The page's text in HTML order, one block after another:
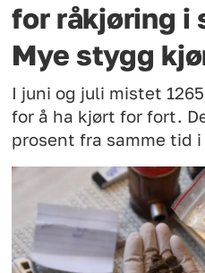
for råkjøring i
Mye stygg
I juni og juli mistet
for å ha kjørt for fort.
prosent fra samme tid i